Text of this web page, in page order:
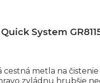
System
cestná metla na
zvládnu hrubšie